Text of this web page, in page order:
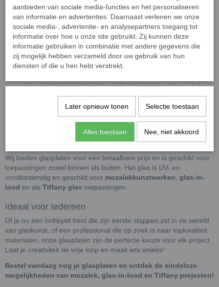
Eenvoudig te Bewerken
Deze glasplaten kunnen gemakkelijk worden geknipt en gesneden
met speciaal gereedschap voor glas. Of je nu scherpe hoeken of
vloeiende lijnen wilt creëren, ons glas laat zich eenvoudig bewerken
zodat jouw artistieke visie werkelijkheid wordt.
een
Maak gebruik van eenveiligheidsbrilbij het verwerken van de
glasplaten. Wanneer u het glas knipt of breekt kunnen er
glassplinters rondvliegen.
Toepassingen
Wij bieden glasplaten voor een betaalbare prijs en is geschikt voor
toepassingen zowel binnen als buiten. Het glas is UV- en
vorstbestendig en geschikt voor mozaïekkunstwerken glas-in-
lood en als Tiffany glas toepassingen.
Ideaal voor Iedereen
Of je nu een hobbyist bent die zijn eerste stappen zet in de wereld
van glaskunst, of een professional die op zoek is naar topkwaliteit
materialen, onze glasplaten zijn de perfecte keuze voor elk project.
Laat je creativiteit de vrije loop en maak iets unieks!
Bestel vandaag nog je glasplaten en ontdek de eindeloze
mogelijkheden van mozaïek, glas-in-lood en Tiffany projecten!
aanbieden van sociale media-functies en het personaliseren
van informatie en advertenties. Daarnaast verlenen we onze
sociale media-, advertentie- en analysepartners toegang tot
informatie over hoe u onze site gebruikt. Zij kunnen deze
informatie gebruiken in combinatie met andere gegevens die
zij mogelijk hebben verzameld door uw gebruik van hun
diensten of die u hen hebt verstrekt.
Later opnieuw tonen Selectie toestaan
Alles toestaan Nee, niet akkoord